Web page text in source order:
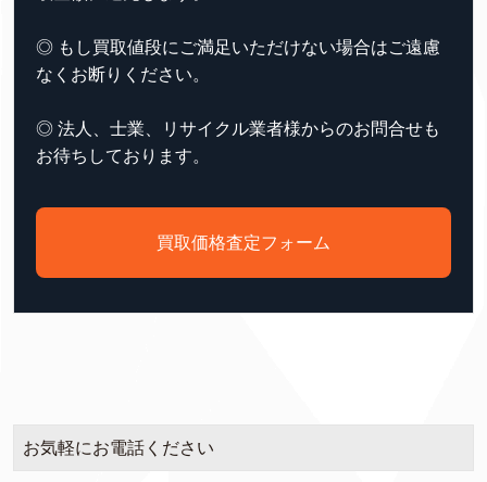
◎ もし買取値段にご満足いただけない場合はご遠慮
なくお断りください。
◎ 法人、士業、リサイクル業者様からのお問合せも
お待ちしております。
買取価格査定フォーム
お気軽にお電話ください